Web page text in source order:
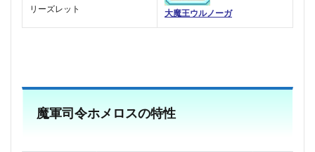
大魔王ウルノーガ
リーズレット
魔軍司令ホメロスの特性